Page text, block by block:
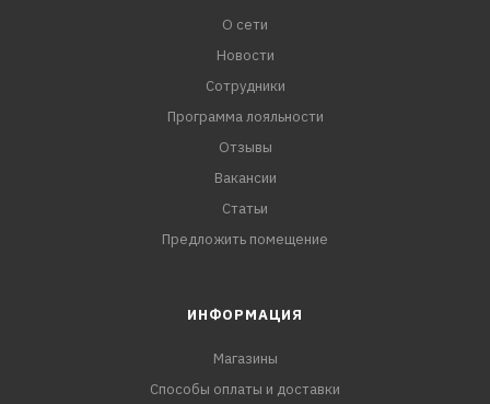
О сети
Новости
Сотрудники
Программа лояльности
Отзывы
Вакансии
Статьи
Предложить помещение
ИНФОРМАЦИЯ
Магазины
Способы оплаты и доставки